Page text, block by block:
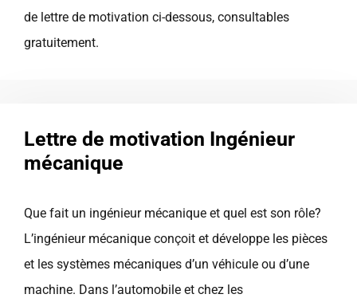
de lettre de motivation ci-dessous, consultables
gratuitement.
Lettre de motivation Ingénieur
mécanique
Que fait un ingénieur mécanique et quel est son rôle?
L’ingénieur mécanique conçoit et développe les pièces
et les systèmes mécaniques d’un véhicule ou d’une
machine. Dans l’automobile et chez les